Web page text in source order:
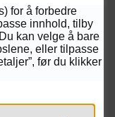
for å forbedre
innhold, tilby
kan velge å bare
eller tilpasse
før du klikker